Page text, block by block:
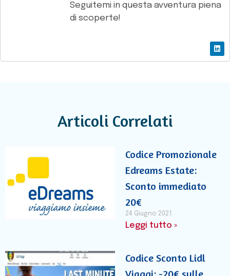
Seguitemi in questa avventura piena
di scoperte!
Articoli Correlati
Codice Promozionale
Edreams Estate:
Sconto immediato
20€
24 Giugno 2021
Leggi tutto »
Codice Sconto Lidl